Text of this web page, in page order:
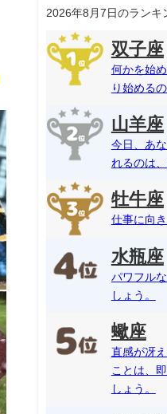
2026年8月7日のランキ
双子座
何かを始
り始める
山羊座
今日、あ
れるのは
牡牛座
仕事に向
水瓶座
パワフル
しょう。
蠍座
直感が冴
ことは、
しょう。